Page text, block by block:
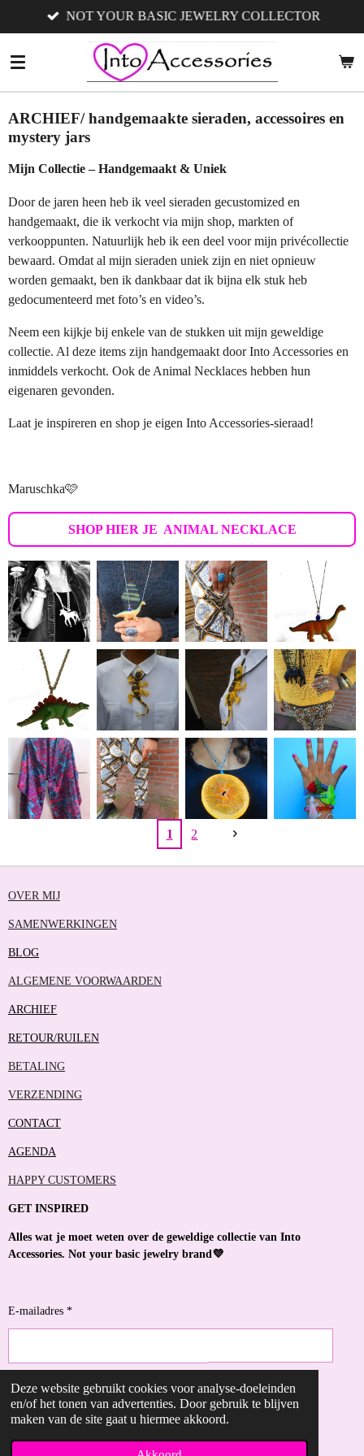
Deze website gebruikt cookies voor analyse-doeleinden
en/of het tonen van advertenties. Door gebruik te blijven
maken van de site gaat u hiermee akkoord.
direct
naar
hoofdinhoud
NOT YOUR BASIC JEWELRY COLLECTOR
ARCHIEF/ handgemaakte sieraden, accessoires en
mystery jars
Mijn Collectie – Handgemaakt & Uniek
Door de jaren heen heb ik veel sieraden gecustomized en
handgemaakt, die ik verkocht via mijn shop, markten of
verkooppunten. Natuurlijk heb ik een deel voor mijn privécollectie
bewaard. Omdat al mijn sieraden uniek zijn en niet opnieuw
worden gemaakt, ben ik dankbaar dat ik bijna elk stuk heb
gedocumenteerd met foto’s en video’s.
Neem een kijkje bij enkele van de stukken uit mijn geweldige
collectie. Al deze items zijn handgemaakt door Into Accessories en
inmiddels verkocht. Ook de Animal Necklaces hebben hun
eigenaren gevonden.
Laat je inspireren en shop je eigen Into Accessories-sieraad!
Maruschka🩷
SHOP HIER JE ANIMAL NECKLACE
1 2
OVER MIJ
SAMENWERKINGEN
BLOG
ALGEMENE VOORWAARDEN
ARCHIEF
RETOUR/RUILEN
BETALING
VERZENDING
CONTACT
AGENDA
HAPPY CUSTOMERS
GET INSPIRED
Alles wat je moet weten over de geweldige collectie van Into
Accessories. Not your basic jewelry brand💜
E-mailadres *
VERZENDEN